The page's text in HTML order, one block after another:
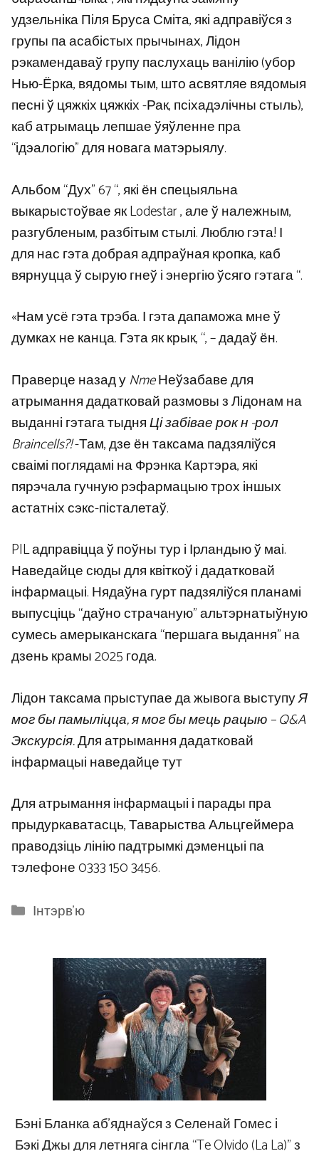
удзельніка Піля Бруса Сміта, які адправіўся з
групы па асабістых прычынах, Лідон
рэкамендаваў групу паслухаць ванілію (убор
Нью-Ёрка, вядомы тым, што асвятляе вядомыя
песні ў цяжкіх цяжкіх -Рак, псіхадэлічны стыль),
каб атрымаць лепшае ўяўленне пра
“ідэалогію” для новага матэрыялу.
Альбом “Дух” 67 “, які ён спецыяльна
выкарыстоўвае як Lodestar , але ў належным,
разгубленым, разбітым стылі. Люблю гэта! І
для нас гэта добрая адпраўная кропка, каб
вярнуцца ў сырую гнеў і энергію ўсяго гэтага “.
«Нам усё гэта трэба. І гэта дапаможа мне ў
думках не канца. Гэта як крык, “, – дадаў ён.
Праверце назад уNmeНеўзабаве для
атрымання дадатковай размовы з Лідонам на
выданні гэтага тыдняЦі забівае рок н -рол
Braincells?!-Там, дзе ён таксама падзяліўся
сваімі поглядамі на Фрэнка Картэра, які
пярэчала гучную рэфармацыю трох іншых
астатніх сэкс-пісталетаў.
PIL адправіцца ў поўны тур і Ірландыю ў маі.
Наведайце сюды для квіткоў і дадатковай
інфармацыі. Нядаўна гурт падзяліўся планамі
выпусціць “даўно страчаную” альтэрнатыўную
сумесь амерыканскага “першага выдання” на
дзень крамы 2025 года.
Лідон таксама прыступае да жывога выступуЯ
мог бы памыліцца, я мог бы мець рацыю – Q&A
Экскурсія.Для атрымання дадатковай
інфармацыі наведайце тут
Для атрымання інфармацыі і парады пра
прыдуркаватасць, Таварыства Альцгеймера
праводзіць лінію падтрымкі дэменцыі па
тэлефоне 0333 150 3456.
Categories
Інтэрв'ю
Бэні Бланка аб’яднаўся з Селенай Гомес і
Бэкі Джы для летняга сінгла “Te Olvido (La La)” з